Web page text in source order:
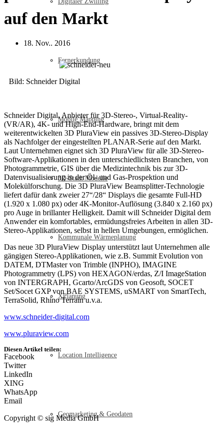
Fernerkundung
Mobile Mapping
3D-Stadt Modelle
Kommunale Wärmeplanung
XPlanung
Location Intelligence
Geomarketing & Geodaten
auf den Markt
18. Nov.. 2016
Bild: Schneider Digital
Schneider Digital, Anbieter für 3D-Stereo-, Virtual-Reality-
(VR/AR), 4K- und High-End-Hardware, bringt mit dem
weiterentwickelten 3D PluraView ein passives 3D-Stereo-Display
als Nachfolger der eingestellten PLANAR-Serie auf den Markt.
Laut Unternehmen eignet sich 3D PluraView für alle 3D-Stereo-
Software-Applikationen in den unterschiedlichsten Branchen, von
Photogrammetrie, GIS über die Medizintechnik bis zur 3D-
Datenvisualisierung in der Öl- und Gas-Prospektion und
Molekülforschung. Die 3D PluraView Beamsplitter-Technologie
liefert dafür dank zweier 27“/28“ Displays die gesamte Full-HD
(1.920 x 1.080 px) oder 4K-Monitor-Auflösung (3.840 x 2.160 px)
pro Auge in brillanter Helligkeit. Damit will Schneider Digital dem
Anwender ein komfortables, ermüdungsfreies Arbeiten in allen 3D-
Stereo-Applikationen, selbst in hellen Umgebungen, ermöglichen.
Das neue 3D PluraView Display unterstützt laut Unternehmen alle
gängigen Stereo-Applikationen, wie z.B. Summit Evolution von
DATEM, DTMaster von Trimble (INPHO), IMAGINE
Photogrammetry (LPS) von HEXAGON/erdas, Z/I ImageStation
von INTERGRAPH, Gcarto/ArcGDS von Geosoft, SOCET
Set/Socet GXP von BAE SYSTEMS, uSMART von SmartTech,
TerraSolid, Rhino Terrain u.v.a.
www.schneider-digital.com
www.pluraview.com
Diesen Artikel teilen:
Facebook
Twitter
LinkedIn
XING
WhatsApp
Email
Copyright © sig Media GmbH